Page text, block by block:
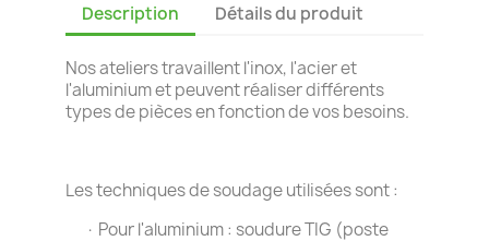
Description Détails du produit
Nos ateliers travaillent l'inox, l'acier et
l'aluminium et peuvent réaliser différents
types de pièces en fonction de vos besoins.
Les techniques de soudage utilisées sont :
· Pour l'aluminium : soudure TIG (poste